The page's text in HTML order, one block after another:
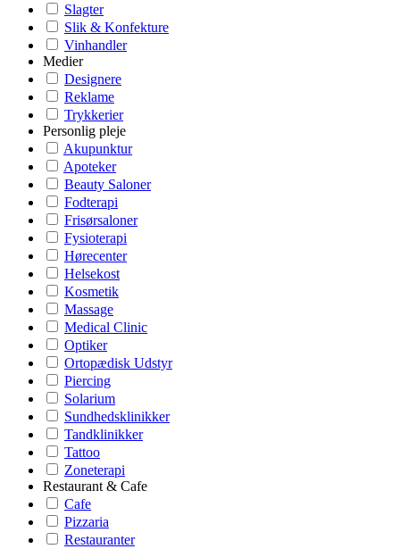
Slagter
Slik & Konfekture
Vinhandler
Medier
Designere
Reklame
Trykkerier
Personlig pleje
Akupunktur
Apoteker
Beauty Saloner
Fodterapi
Frisørsaloner
Fysioterapi
Hørecenter
Helsekost
Kosmetik
Massage
Medical Clinic
Optiker
Ortopædisk Udstyr
Piercing
Solarium
Sundhedsklinikker
Tandklinikker
Tattoo
Zoneterapi
Restaurant & Cafe
Cafe
Pizzaria
Restauranter